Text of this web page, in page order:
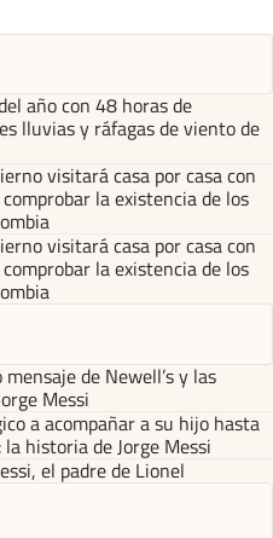
año con 48 horas de
lluvias y ráfagas de viento de
visitará casa por casa con
la existencia de los
visitará casa por casa con
la existencia de los
de Newell’s y las
Messi
a acompañar a su hijo hasta
historia de Jorge Messi
el padre de Lionel